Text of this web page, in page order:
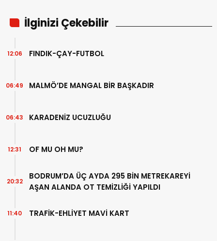
İlginizi Çekebilir
FINDIK-ÇAY-FUTBOL
12:06
MALMÖ’DE MANGAL BİR BAŞKADIR
06:49
KARADENİZ UCUZLUĞU
06:43
OF MU OH MU?
12:31
BODRUM’DA ÜÇ AYDA 295 BİN METREKAREYİ
AŞAN ALANDA OT TEMİZLİĞİ YAPILDI
20:32
TRAFİK-EHLİYET MAVİ KART
11:40